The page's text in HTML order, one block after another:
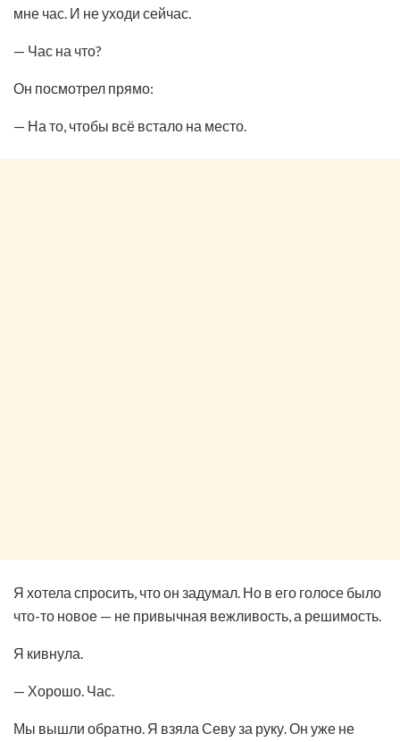
мне час. И не уходи сейчас.
— Час на что?
Он посмотрел прямо:
— На то, чтобы всё встало на место.
Я хотела спросить, что он задумал. Но в его голосе было
что-то новое — не привычная вежливость, а решимость.
Я кивнула.
— Хорошо. Час.
Мы вышли обратно. Я взяла Севу за руку. Он уже не